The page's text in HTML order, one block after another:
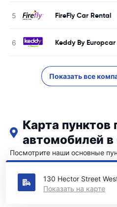
FireFly Car Rental
Keddy By Europcar
Показать все
Карта пунктов
автомобилей
Посмотрите наши основные
в Осборне Парк
130 Hector Street
Показать на карте